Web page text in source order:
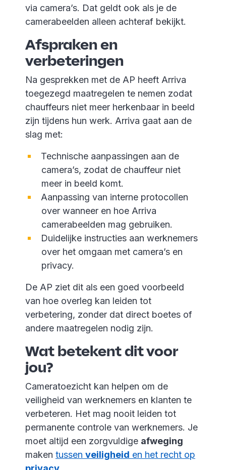
via camera’s. Dat geldt ook als je de
camerabeelden alleen achteraf bekijkt.
Afspraken en
verbeteringen
Na gesprekken met de AP heeft Arriva
toegezegd maatregelen te nemen zodat
chauffeurs niet meer herkenbaar in beeld
zijn tijdens hun werk. Arriva gaat aan de
slag met:
Technische aanpassingen aan de
camera’s, zodat de chauffeur niet
meer in beeld komt.
Aanpassing van interne protocollen
over wanneer en hoe Arriva
camerabeelden mag gebruiken.
Duidelijke instructies aan werknemers
over het omgaan met camera’s en
privacy.
De AP ziet dit als een goed voorbeeld
van hoe overleg kan leiden tot
verbetering, zonder dat direct boetes of
andere maatregelen nodig zijn.
Wat betekent dit voor
jou?
Cameratoezicht kan helpen om de
veiligheid van werknemers en klanten te
verbeteren. Het mag nooit leiden tot
permanente controle van werknemers. Je
moet altijd een zorgvuldige afweging
maken tussen veiligheid en het recht op